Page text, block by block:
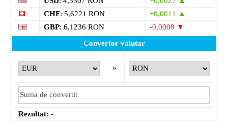
CHF: 5,6221 RON
+0,0011 ▲
GBP: 6,1236 RON
-0,0008 ▼
Convertor valutar
»
Rezultat: -